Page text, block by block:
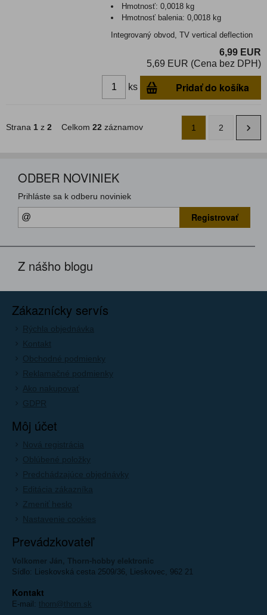
Hmotnosť:0,0018 kg
Hmotnosť balenia:0,0018 kg
Integrovaný obvod, TV vertical deflection
6,99 EUR
5,69 EUR (Cena bez DPH)
ks Pridať do košíka
Strana 1 z 2 Celkom 22 záznamov 1 2
ODBER NOVINIEK
Prihláste sa k odberu noviniek
Registrovať
Z nášho blogu
Zákaznícky servís
Rýchla objednávka
Kontakt
Obchodné podmienky
Reklamačné podmienky
Ako nakupovať
GDPR
Môj účet
Nová registrácia
Oblúbené položky
Predchádzajúce objednávky
Editácia zákazníka
Zmeniť heslo
Nastavenie cookies
Prevádzkovateľ
Volkomer Ján, Thorn-hobby elektronic
Sídlo: Lieskovská cesta 2509/36, Lieskovec, 962 21
Kontakt
E-mail: thorn@thorn.sk